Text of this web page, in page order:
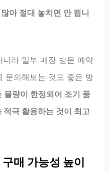
아 절대 놓치면 안 됩니
라 일부 매장 방문 예약
문의해보는 것도 좋은 방
물량이 한정되어 조기 품
극 활용하는 것이 최고
매 가능성 높이